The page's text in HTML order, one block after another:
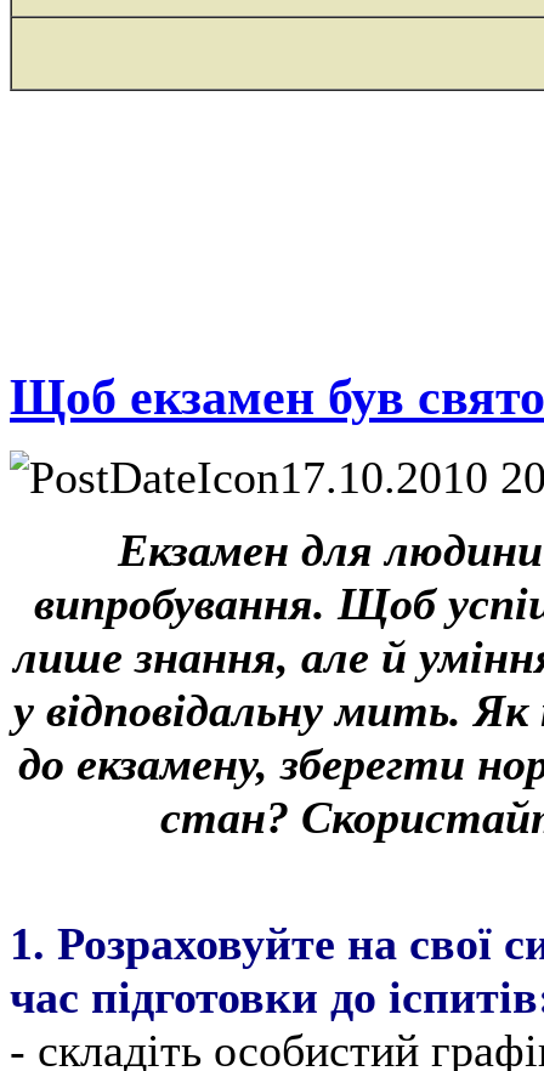
Щоб екзамен був
17.10.2010
Екзамен для
випробування. Щоб
лише знання, але й
у відповідальну мить. Як
до екзамену, зберегти
стан?
1. Розраховуйте на свої
час підготовки до
- складіть особистий